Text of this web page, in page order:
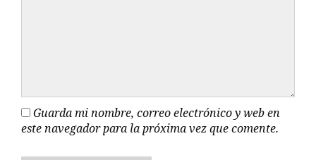
Guarda mi nombre, correo electrónico y web en
este navegador para la próxima vez que comente.